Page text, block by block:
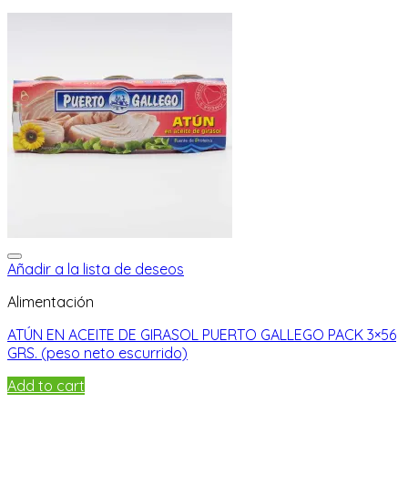
Añadir a la lista de deseos
Alimentación
ATÚN EN ACEITE DE GIRASOL PUERTO GALLEGO PACK 3×56
GRS. (peso neto escurrido)
Add to cart